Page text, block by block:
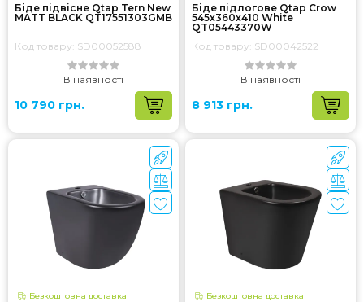
Біде підвісне Qtap Tern New
MATT BLACK QT17551303GMB
Код товару: SD00052588
В наявності
10 790 грн.
Біде підлогове Qtap Crow
545х360х410 White
QT05443370W
Код товару: SD00042522
В наявності
8 913 грн.
Безкоштовна доставка Безкоштовна доставка